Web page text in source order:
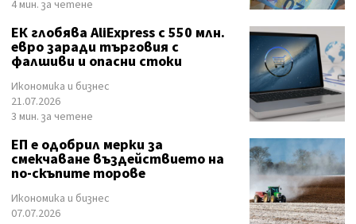
4 мин. за четене
ЕК глобява AliExpress с 550 млн.
евро заради търговия с
фалшиви и опасни стоки
Икономика и бизнес
21.07.2026
3 мин. за четене
ЕП е одобрил мерки за
смекчаване въздействието на
по-скъпите торове
Икономика и бизнес
07.07.2026